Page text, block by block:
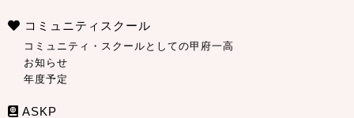
コミュニティスクール
コミュニティ・スクールとしての甲府一高
お知らせ
年度予定
ASKP